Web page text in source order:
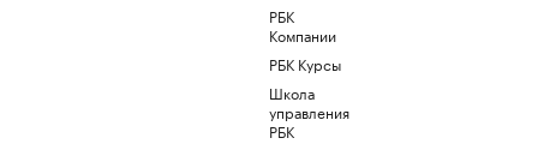
РБК
Компании
РБК Курсы
Школа
управления
РБК